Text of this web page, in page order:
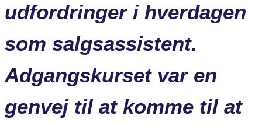
udfordringer i hverdagen
som salgsassistent.
Adgangskurset var en
genvej til at komme til at